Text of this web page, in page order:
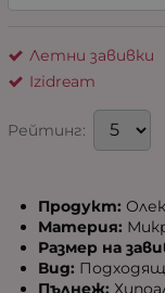
Летни завивки
Izidream
Рейтинг:
Продукт:
Материя:
Размер на
Вид:
Пълнеж: